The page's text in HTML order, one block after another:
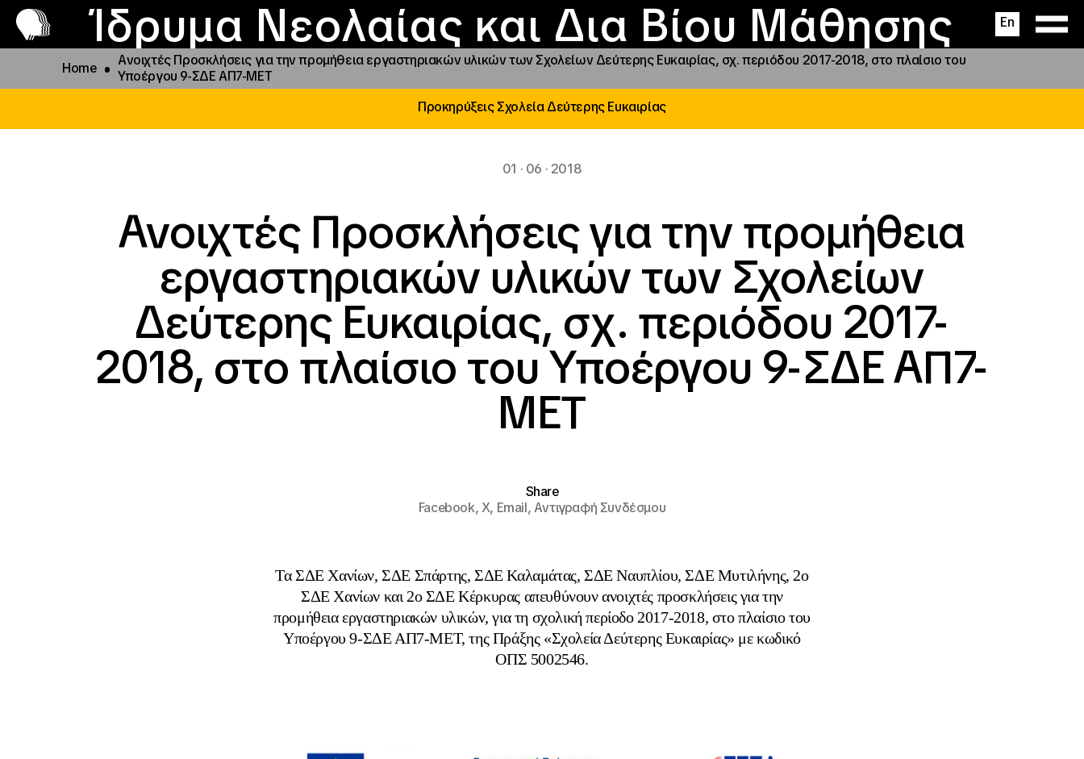
Ίδρυμα Νεολαίας και Δια Βίου Μάθησης En
Το ΙΝΕΔΙΒΙΜ
Προγράμματα και δράσεις
Φοιτητικές Εστίες
Παραχώρηση αιγίδας
Νέα
Επικοινωνία
Home
Ανοιχτές Προσκλήσεις για την προμήθεια εργαστηριακών υλικών των Σχολείων Δεύτερης Ευκαιρίας, σχ. περιόδου 2017-2018, στο πλαίσιο του
Υποέργου 9-ΣΔΕ ΑΠ7-ΜΕΤ
Προκηρύξεις Σχολεία Δεύτερης Ευκαιρίας
01 · 06 · 2018
Ανοιχτές Προσκλήσεις για την προμήθεια
εργαστηριακών υλικών των Σχολείων
Δεύτερης Ευκαιρίας, σχ. περιόδου 2017-
2018, στο πλαίσιο του Υποέργου 9-ΣΔΕ ΑΠ7-
ΜΕΤ
Share
Facebook,X, Email,Αντιγραφή Συνδέσμου
Τα ΣΔΕ Χανίων, ΣΔΕ Σπάρτης, ΣΔΕ Καλαμάτας, ΣΔΕ Ναυπλίου, ΣΔΕ Μυτιλήνης, 2ο
ΣΔΕ Χανίων και 2ο ΣΔΕ Κέρκυρας απευθύνουν ανοιχτές προσκλήσεις για την
προμήθεια εργαστηριακών υλικών, για τη σχολική περίοδο 2017-2018, στο πλαίσιο του
Υποέργου 9-ΣΔΕ ΑΠ7-ΜΕΤ, της Πράξης «Σχολεία Δεύτερης Ευκαιρίας» με κωδικό
ΟΠΣ 5002546.